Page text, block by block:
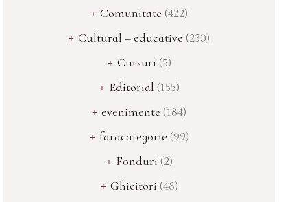
Comunitate (422)
Cultural – educative (230)
Cursuri (5)
Editorial (155)
evenimente (184)
faracategorie (99)
Fonduri (2)
Ghicitori (48)